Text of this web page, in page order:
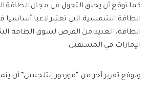
كما توقع أن يخلق التحول في مجال الطاقة
الطاقة الشمسية التي تعتبر لاعبا أساسيا
الطاقة، العديد من الفرص لسوق الطاقة
الإمارات في المستقبل.
وتوقع تقرير آخر من “موردور إنتلجنس” أن